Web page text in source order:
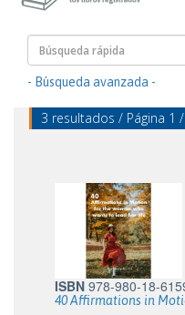
- Búsqueda avanzada -
3 resultados / Página 1
ISBN 978-980-18-
40 Affirmations in